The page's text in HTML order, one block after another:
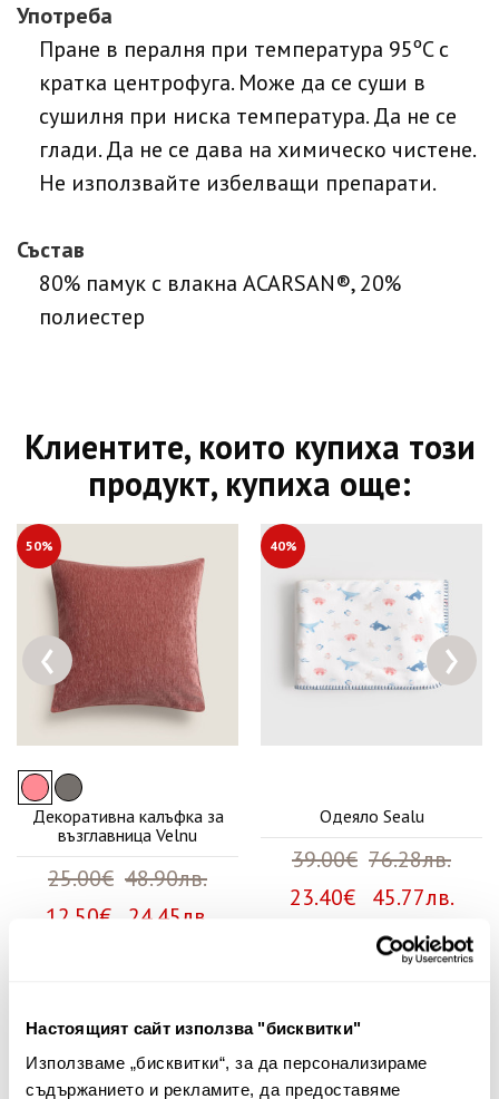
Настоящият сайт използва "бисквитки"
Използваме „бисквитки“, за да персонализираме
съдържанието и рекламите, да предоставяме
Употреба
Пране в пералня при температура 95ºC с
кратка центрофуга. Може да се суши в
сушилня при ниска температура. Да не се
глади. Да не се дава на химическо чистене.
Не използвайте избелващи препарати.
Състав
80% памук с влакна ACARSAN®, 20%
полиестер
Клиентите, които купиха този
продукт, купиха още:
50%
Декоративна калъфка за
възглавница Velnu
25.00€ 48.90лв.
12.50€ 24.45лв.
40%
Одеяло Sealu
39.00€ 76.28лв.
23.40€ 45.77лв.
‹ ›
Няма мнения за този продукт.
Споделете Вашето мнение